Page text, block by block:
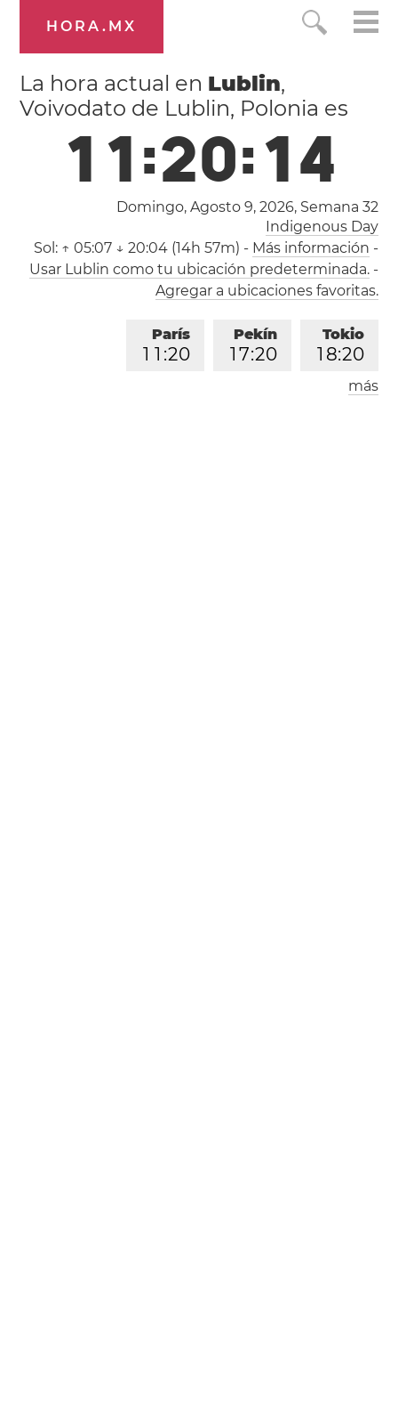
HORA.MX
La hora actual en Lublin,
Voivodato de Lublin, Polonia es
1 1:20:15
Domingo, Agosto 9, 2026, Semana 32
Indigenous Day
Sol: ↑ 05:07 ↓ 20:04 (14h 57m) - Más información -
Usar Lublin como tu ubicación predeterminada.-
Agregar a ubicaciones favoritas.
Tokio
1 8:20
Pekín
1 7:20
París
1 1 :20
Londres
más